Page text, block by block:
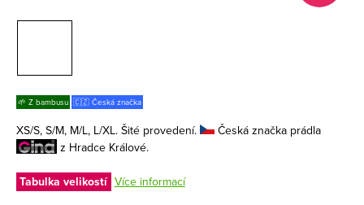
🌱 Z bambusu 🇨🇿 Česká značka
XS/S, S/M, M/L, L/XL. Šité provedení.
Česká značka prádla
z Hradce Králové.
Tabulka velikostí Více informací